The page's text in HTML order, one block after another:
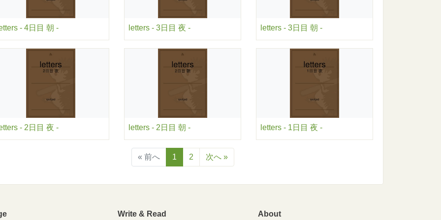
- 4日目 朝 - letters - 3日目 夜 - letters - 3日目 朝 -
- 2日目 夜 - letters - 2日目 朝 - letters - 1日目 夜 -
« 前へ 1 2 次へ »
Write & Read About